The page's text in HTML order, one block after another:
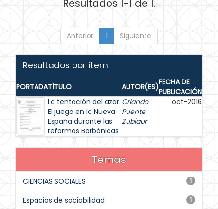
Resultados 1-1 de 1.
Anterior 1 Siguiente
Resultados por ítem:
PORTADATÍTULO AUTOR(ES)FECHA DE
PUBLICACIÓN
La tentación del azar.
El juego en la Nueva
España durante las
reformas Borbónicas
Orlando
Puente
Zubiaur
oct-2016
Temas
1
CIENCIAS SOCIALES
1
Espacios de sociabilidad